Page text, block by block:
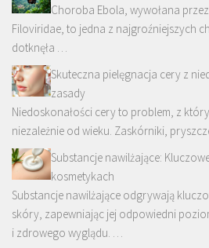
Choroba Ebola, wywołana
Filoviridae, to jedna z najgroźniejszych
dotknęła …
Skuteczna pielęgnacja cery z
zasady
Niedoskonałości cery to problem, z
niezależnie od wieku. Zaskórniki,
Substancje nawilżające:
kosmetykach
Substancje nawilżające odgrywają
skóry, zapewniając jej odpowiedni
i zdrowego wyglądu. …